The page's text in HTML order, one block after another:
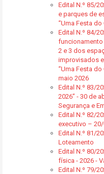
Edital N.º 85/
e parques de
“Uma Festa do
Edital N.º 84/
2 e 3 dos
improvisados
“Uma Festa do
maio 2026
Edital N.º 83/
2026” - 30 de
Segurança e
Edital N.º 82/
executivo –
Edital N.º 81/
Loteamento
Edital N.º 80/
física - 2026 -
Edital N.º 79/